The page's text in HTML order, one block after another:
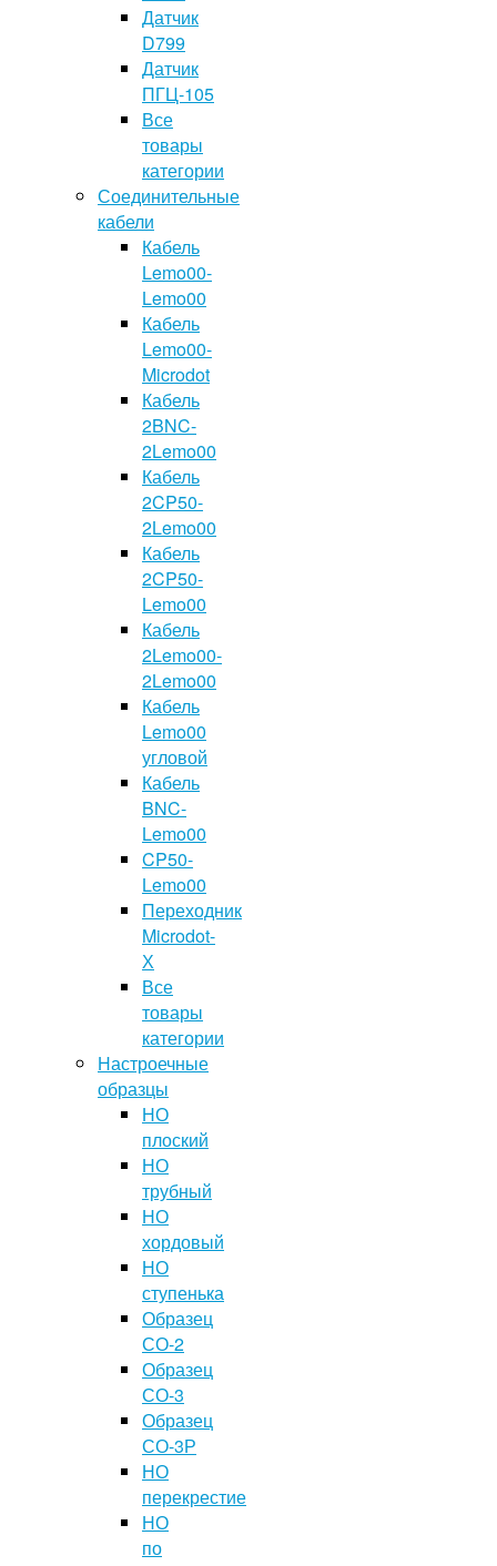
Датчик
D799
Датчик
ПГЦ-105
Все
товары
категории
Соединительные
кабели
Кабель
Lemo00-
Lemo00
Кабель
Lemo00-
Microdot
Кабель
2BNC-
2Lemo00
Кабель
2CP50-
2Lemo00
Кабель
2CP50-
Lemo00
Кабель
2Lemo00-
2Lemo00
Кабель
Lemo00
угловой
Кабель
BNC-
Lemo00
CP50-
Lemo00
Переходник
Microdot-
Х
Все
товары
категории
Настроечные
образцы
НО
плоский
НО
трубный
НО
хордовый
НО
ступенька
Образец
СО-2
Образец
СО-3
Образец
СО-3Р
НО
перекрестие
НО
по